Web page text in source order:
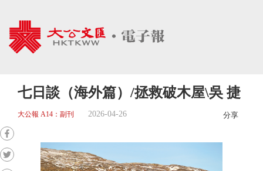
七日談（海外篇）/拯救破木屋\吳 捷
大公報 A14：副刊 2026-04-26 分享